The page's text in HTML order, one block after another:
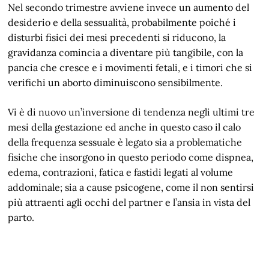
Nel secondo trimestre avviene invece un aumento del
desiderio e della sessualità, probabilmente poiché i
disturbi fisici dei mesi precedenti si riducono, la
gravidanza comincia a diventare più tangibile, con la
pancia che cresce e i movimenti fetali, e i timori che si
verifichi un aborto diminuiscono sensibilmente.
Vi è di nuovo un’inversione di tendenza negli ultimi tre
mesi della gestazione ed anche in questo caso il calo
della frequenza sessuale è legato sia a problematiche
fisiche che insorgono in questo periodo come dispnea,
edema, contrazioni, fatica e fastidi legati al volume
addominale; sia a cause psicogene, come il non sentirsi
più attraenti agli occhi del partner e l’ansia in vista del
parto.